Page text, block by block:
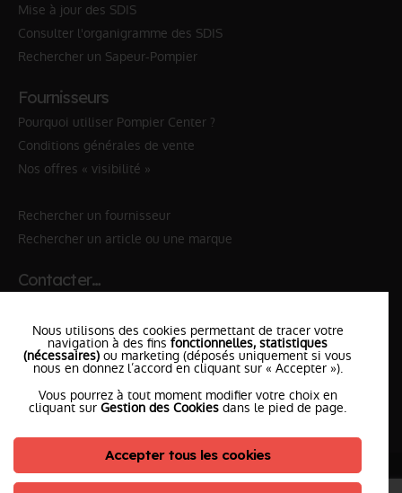
Mise à jour des SDIS
Consulter l'organigramme des SDIS
Rechercher un Sapeur-Pompier
Fournisseurs
Pourquoi utiliser Pompier Center ?
Conditions générales de vente
Nos offres « visibilité »
Rechercher un fournisseur
Rechercher un article ou une marque
Contacter…
✆ 18№National Sapeurs-Pompiers
le SDISle plus proche
l'équipePompierCenter
©2026 Pompier Center • Mentions Légales •
Nous utilisons des cookies permettant de tracer votre
navigation à des fins fonctionnelles, statistiques
(nécessaires) ou marketing (déposés uniquement si vous
nous en donnez l’accord en cliquant sur « Accepter »).
Vous pourrez à tout moment modifier votre choix en
cliquant sur Gestion des Cookies dans le pied de page.
Accepter tous les cookies